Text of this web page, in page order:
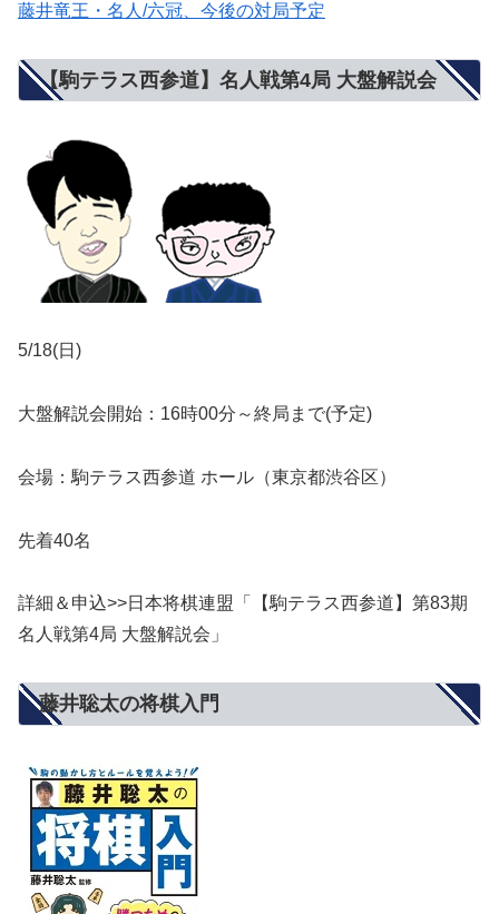
藤井竜王・名人/六冠、今後の対局予定
【駒テラス西参道】名人戦第4局 大盤解説会
5/18(日)
大盤解説会開始：16時00分～終局まで(予定)
会場：駒テラス西参道 ホール（東京都渋谷区）
先着40名
詳細＆申込>>日本将棋連盟「【駒テラス西参道】第83期
名人戦第4局 大盤解説会」
藤井聡太の将棋入門